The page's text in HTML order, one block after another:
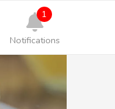
Notifications
1